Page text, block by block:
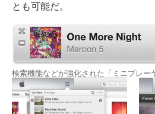
とも可能だ。
検索機能などが強化された「ミニプレー